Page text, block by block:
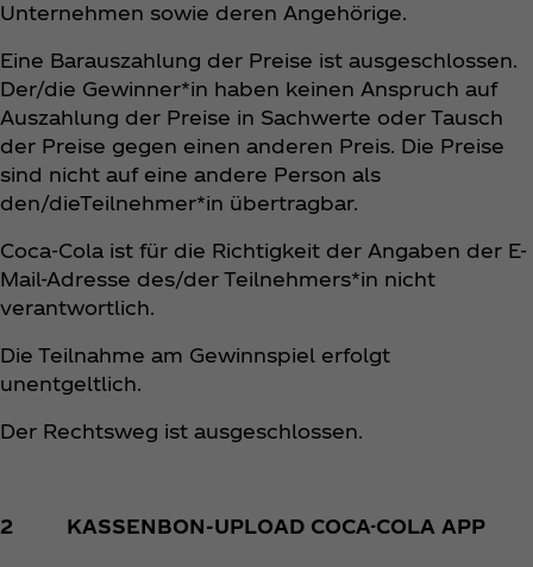
Unternehmen sowie deren Angehörige.
Eine Barauszahlung der Preise ist ausgeschlossen.
Der/die Gewinner*in haben keinen Anspruch auf
Auszahlung der Preise in Sachwerte oder Tausch
der Preise gegen einen anderen Preis. Die Preise
sind nicht auf eine andere Person als
den/dieTeilnehmer*in übertragbar.
Coca‑Cola ist für die Richtigkeit der Angaben der E-
Mail-Adresse des/der Teilnehmers*in nicht
verantwortlich.
Die Teilnahme am Gewinnspiel erfolgt
unentgeltlich.
Der Rechtsweg ist ausgeschlossen.
2 KASSENBON-UPLOAD COCA-COLA APP